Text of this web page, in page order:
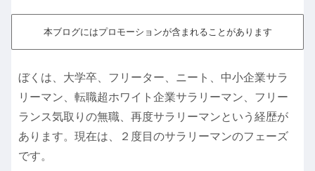
本ブログにはプロモーションが含まれることがあります
ぼくは、大学卒、フリーター、ニート、中小企業サラ
リーマン、転職超ホワイト企業サラリーマン、フリー
ランス気取りの無職、再度サラリーマンという経歴が
あります。現在は、２度目のサラリーマンのフェーズ
です。